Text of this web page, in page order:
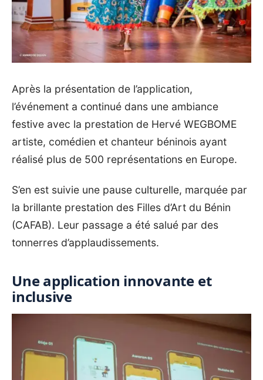
‎Après la présentation de l’application,
l’événement a continué dans une ambiance
festive avec la prestation de Hervé WEGBOME
artiste, comédien et chanteur béninois ayant
réalisé plus de 500 représentations en Europe.
‎S’en est suivie une pause culturelle, marquée par
la brillante prestation des Filles d’Art du Bénin
(CAFAB). Leur passage a été salué par des
tonnerres d’applaudissements.
Une application innovante et
inclusive